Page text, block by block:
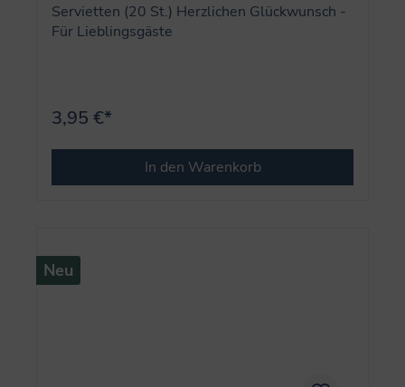
Servietten (20 St.) Herzlichen Glückwunsch -
Für Lieblingsgäste
3,95 €*
In den Warenkorb
Neu